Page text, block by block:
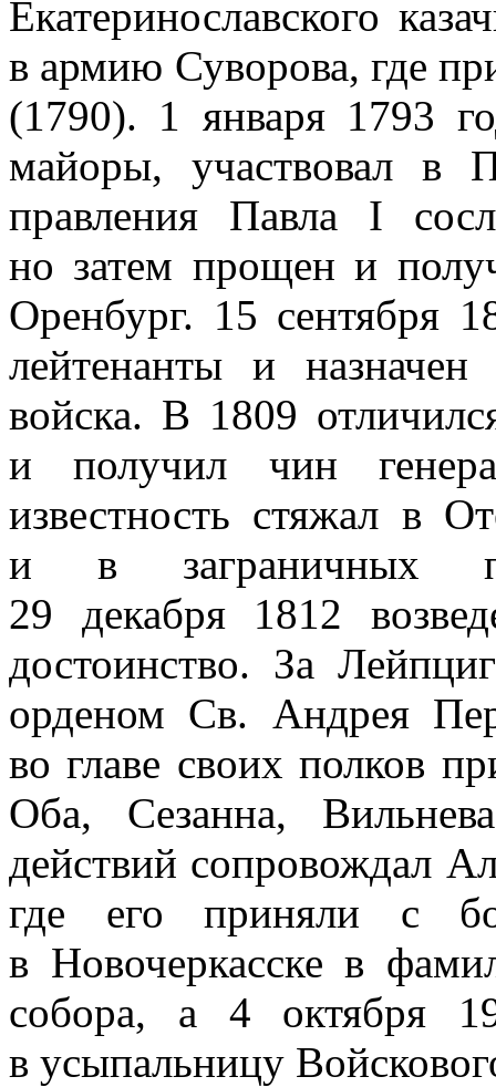
Екатеринославского
в армию Суворова, где
(1790). 1 января 1793
майоры, участвовал в
правления Павла I
но затем прощен и
Оренбург. 15 сентября
лейтенанты и назначен
войска. В 1809
и получил чин
известность стяжал в
и в заграничных
29 декабря 1812
достоинство. За
орденом Св. Андрея
во главе своих полков
Оба, Сезанна,
действий сопровождал
где его приняли с
в Новочеркасске в
собора, а 4 октября
в усыпальницу